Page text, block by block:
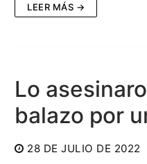
LEER MÁS →
Lo
balazo por
28 DE JULIO DE 2022